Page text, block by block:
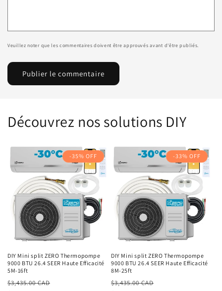
Veuillez noter que les commentaires doivent être approuvés avant d'être publiés.
Découvrez nos solutions DIY
-35% OFF
DIY Mini split ZERO Thermopompe
9000 BTU 26.4 SEER Haute Efficacité
5M-16ft
Prix
$3,435.00 CAD
-33% OFF
DIY Mini split ZERO Thermopompe
9000 BTU 26.4 SEER Haute Efficacité
8M-25ft
Prix
$3,435.00 CAD